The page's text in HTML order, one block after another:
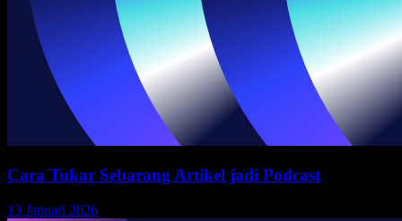
Cara Tukar Sebarang Artikel jadi Podcast
13 Januari 2026